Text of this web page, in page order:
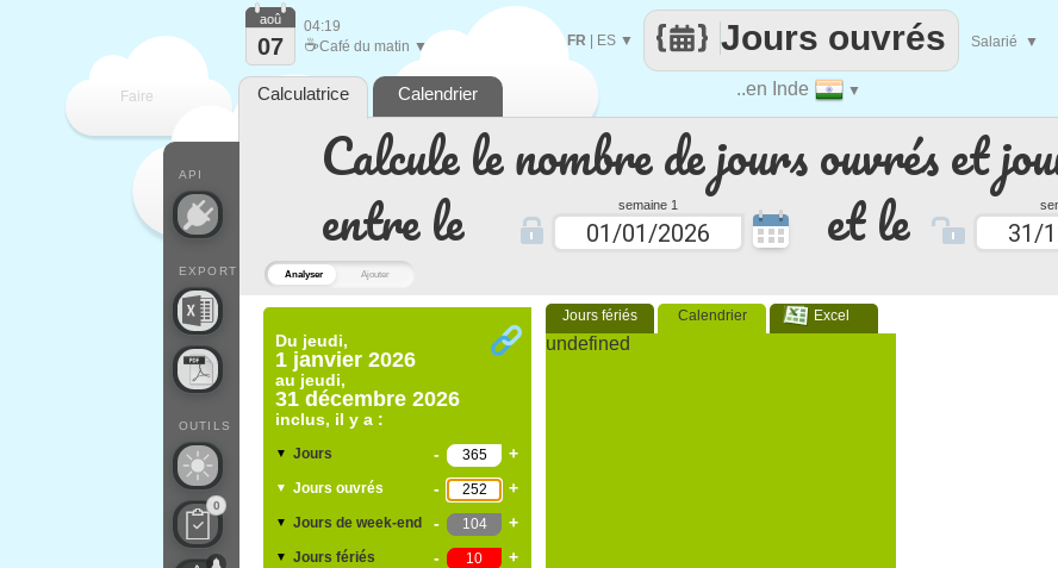
Analyser Ajouter
Calcule le nombre de jours ouvrés et
entre le
semaine 1 et le
Du jeudi,
1 janvier 2026
au jeudi,
31 décembre 2026
inclus, il y a :
▼ Jours - +
▼ Jours ouvrés - +
▼ Jours de week-end - +
▼ Jours fériés - +
Jours fériés Calendrier Excel
undefined
Faire ..en Inde ▼
Jours ouvrés
FR ES ▼ Salarié ▼
API
EXPORT
OUTILS
0
aoû
07
04:19
☕Café du matin ▼
Calculatrice Calendrier